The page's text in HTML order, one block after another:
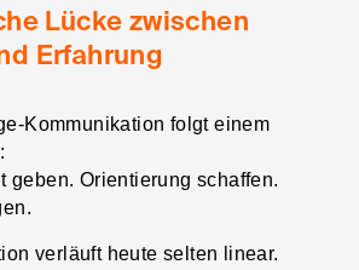
Lücke zwischen
Erfahrung
Kommunikation folgt einem
geben. Orientierung schaffen.
verläuft heute selten linear.